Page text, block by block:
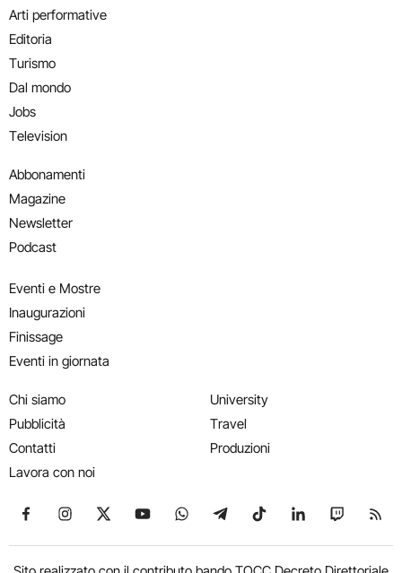
Arti performative
Editoria
Turismo
Dal mondo
Jobs
Television
Abbonamenti
Magazine
Newsletter
Podcast
Eventi e Mostre
Inaugurazioni
Finissage
Eventi in giornata
Chi siamo
Pubblicità
Contatti
Lavora con noi
University
Travel
Produzioni
Seguici su Facebook
Seguici su Instagram
Seguici su X
Seguici su YouTube
Seguici su WhatsApp
Seguici su Telegram
Seguici su TikTok
Seguici su
Seguici